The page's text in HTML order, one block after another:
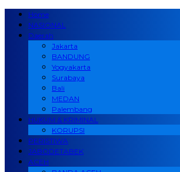
Home
NASIONAL
Daerah
Jakarta
BANDUNG
Yogyakarta
Surabaya
Bali
MEDAN
Palembang
HUKUM & KRIMINAL
KORUPSI
PERISTIWA
JABODETABEK
ACEH